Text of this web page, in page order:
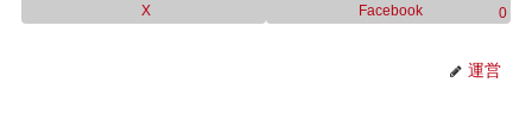
X Facebook 0
運営